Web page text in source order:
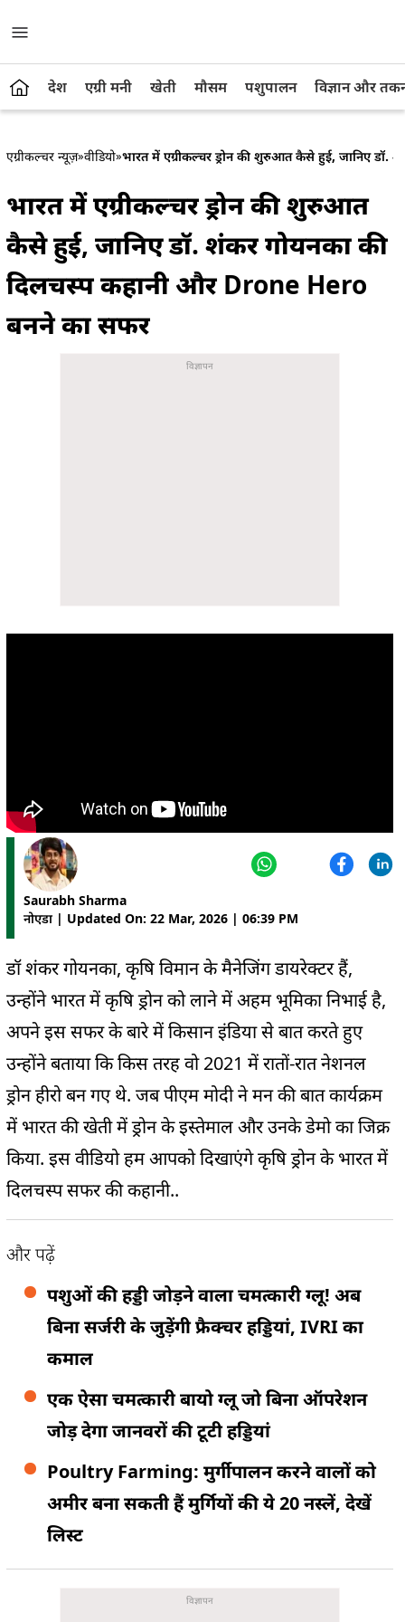
देश एग्री मनी खेती मौसम पशुपालन विज्ञान और
एग्रीकल्चर न्यूज़»वीडियो»भारत में एग्रीकल्चर ड्रोन की शुरुआत कैसे हुई, जानिए
भारत में एग्रीकल्चर ड्रोन की शुरुआत
कैसे हुई, जानिए डॉ. शंकर गोयनका की
दिलचस्प कहानी और Drone Hero
बनने का सफर
Saurabh Sharma
नोएडा | Updated On: 22 Mar, 2026 | 06:39 PM
डॉ शंकर गोयनका, कृषि विमान के मैनेजिंग डायरेक्टर हैं,
उन्होंने भारत में कृषि ड्रोन को लाने में अहम भूमिका निभाई है,
अपने इस सफर के बारे में किसान इंडिया से बात करते हुए
उन्होंने बताया कि किस तरह वो 2021 में रातों-रात नेशनल
ड्रोन हीरो बन गए थे. जब पीएम मोदी ने मन की बात कार्यक्रम
में भारत की खेती में ड्रोन के इस्तेमाल और उनके डेमो का जिक्र
किया. इस वीडियो हम आपको दिखाएंगे कृषि ड्रोन के भारत में
दिलचस्प सफर की कहानी..
और पढ़ें
पशुओं की हड्डी जोड़ने वाला चमत्कारी ग्लू! अब
बिना सर्जरी के जुड़ेंगी फ्रैक्चर हड्डियां, IVRI का
कमाल
एक ऐसा चमत्कारी बायो ग्लू जो बिना ऑपरेशन
जोड़ देगा जानवरों की टूटी हड्डियां
Poultry Farming: मुर्गीपालन करने वालों को
अमीर बना सकती हैं मुर्गियों की ये 20 नस्लें, देखें
लिस्ट